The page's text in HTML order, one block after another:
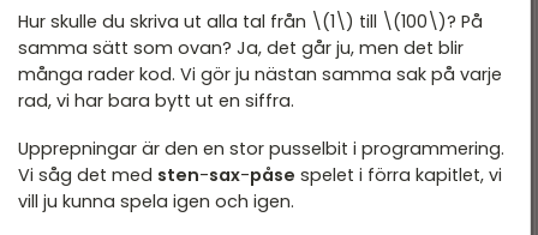
Hur skulle du skriva ut alla tal från \(1\) till \(100\)? På
samma sätt som ovan? Ja, det går ju, men det blir
många rader kod. Vi gör ju nästan samma sak på varje
rad, vi har bara bytt ut en siffra.
Upprepningar är den en stor pusselbit i programmering.
Vi såg det med sten-sax-påse spelet i förra kapitlet, vi
vill ju kunna spela igen och igen.